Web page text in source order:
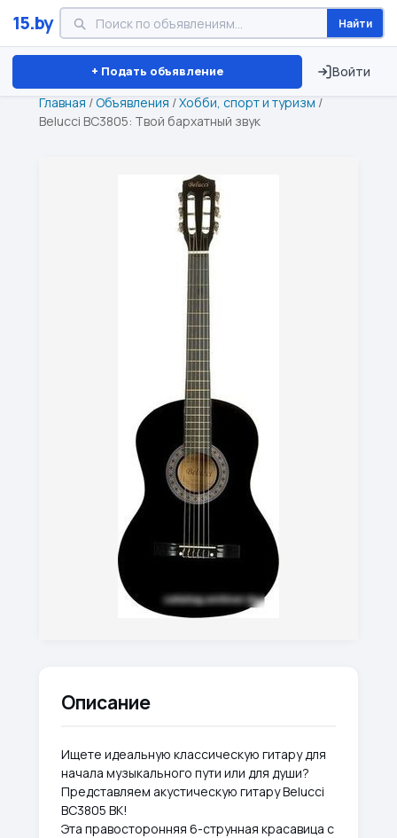
15.by Найти
+ Подать объявление Войти
Минск Витебск Брест ⏱ ТОЛЬКО 15 ДНЕЙ
Главная /Объявления /Хобби, спорт и туризм /
Belucci BC3805: Твой бархатный звук
Описание
Ищете идеальную классическую гитару для
начала музыкального пути или для души?
Представляем акустическую гитару Belucci
BC3805 BK!
Эта правосторонняя 6-струнная красавица с